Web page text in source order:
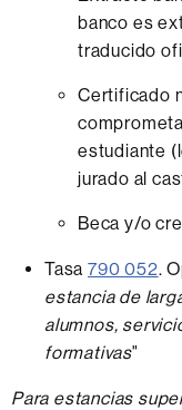
banco es
traducido
Certificado
estudiante
jurado al
Beca y/o
Tasa 790 052.
estancia de
alumnos,
formativas"
Para estancias